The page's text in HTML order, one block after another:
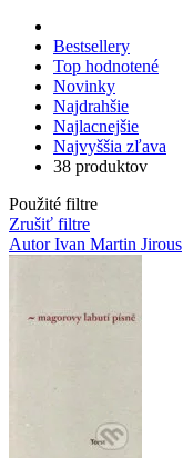
Bestsellery
Top hodnotené
Novinky
Najdrahšie
Najlacnejšie
Najvyššia zľava
38 produktov
Použité filtre
Zrušiť filtre
Autor Ivan Martin Jirous